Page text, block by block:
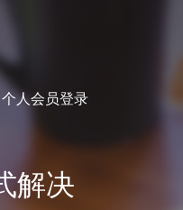
个人会员登录
解决